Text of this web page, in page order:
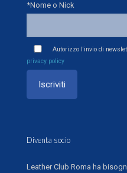
*Nome o Nick
Autorizzo l'invio di
privacy policy
Diventa socio
Leather Club Roma ha